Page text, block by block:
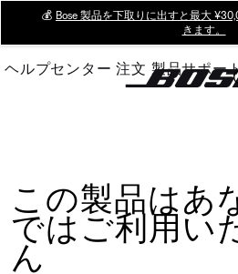
Main
💰 Bose 製品を下取りに出すと最大
きます。
ヘルプセンター 注文 製品サポー
この製品はあ
ではご利用い
ん